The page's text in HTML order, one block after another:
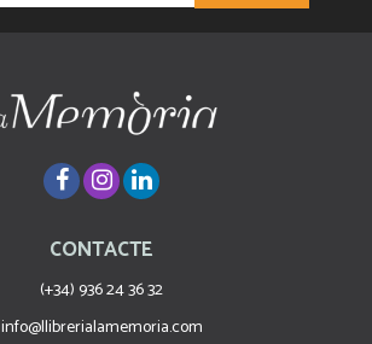
CONTACTE
(+34) 936 24 36 32
info@llibrerialamemoria.com